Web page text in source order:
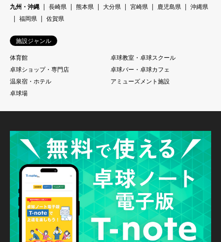
九州・沖縄
長崎県 熊本県 大分県 宮崎県 鹿児島県
沖縄県
福岡県
佐賀県
施設ジャンル
体育館
卓球教室・卓球スクール
卓球ショップ・専門店
卓球バー・卓球カフェ
温泉宿・ホテル
アミューズメント施設
卓球場